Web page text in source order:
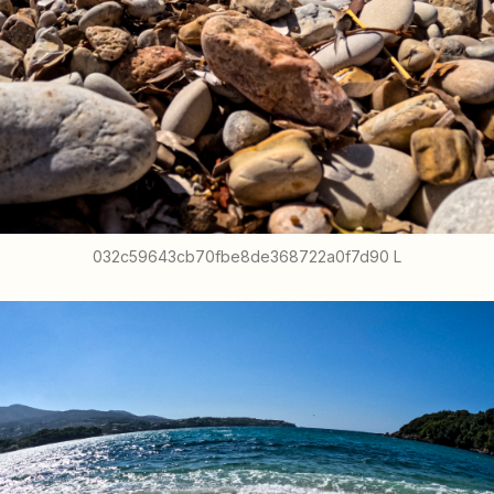
032c59643cb70fbe8de368722a0f7d90 L